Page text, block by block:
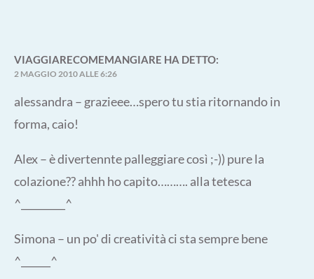
VIAGGIARECOMEMANGIARE HA DETTO:
2 MAGGIO 2010 ALLE 6:26
alessandra – grazieee…spero tu stia ritornando in
forma, caio!
Alex – è divertennte palleggiare così ;-)) pure la
colazione?? ahhh ho capito………. alla tetesca
^_________^
Simona – un po' di creatività ci sta sempre bene
^______^